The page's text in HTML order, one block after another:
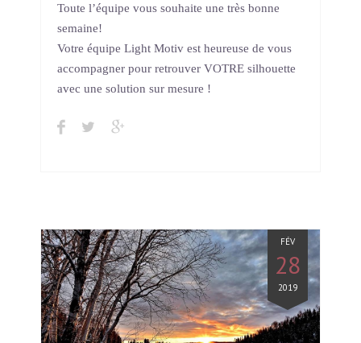
Toute l’équipe vous souhaite une très bonne
semaine!
Votre équipe Light Motiv est heureuse de vous
accompagner pour retrouver VOTRE silhouette
avec une solution sur mesure !
FÉV
28
2019